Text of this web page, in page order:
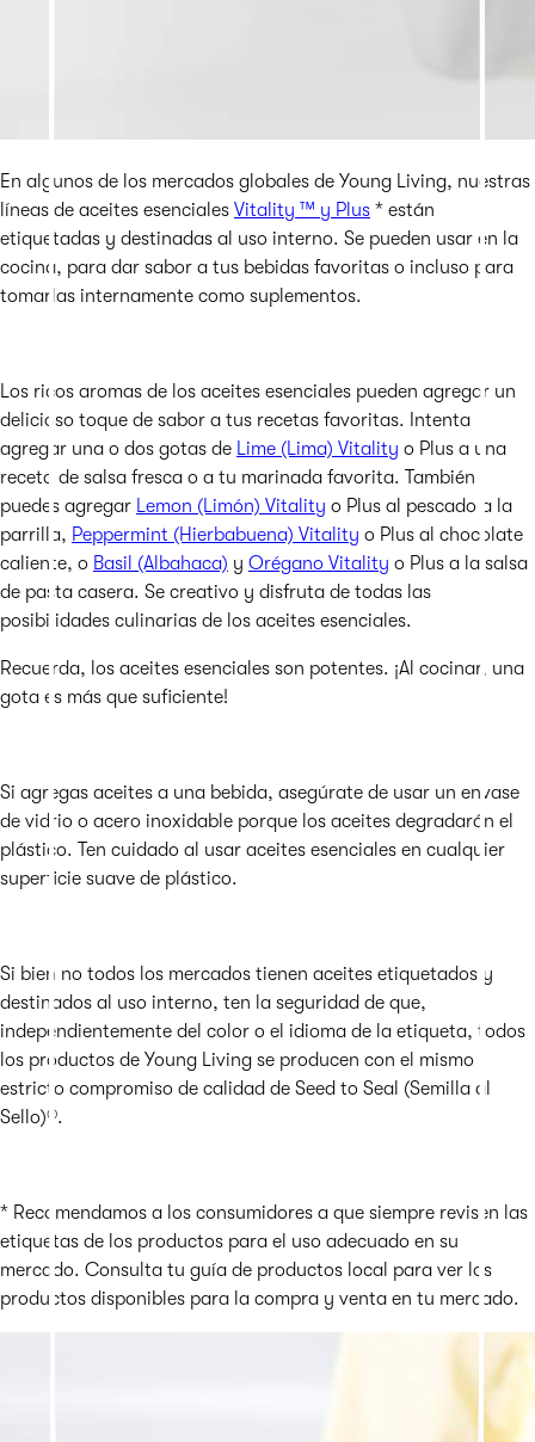
En algunos de los mercados globales de Young Living, nuestras
líneas de aceites esenciales Vitality ™ y Plus * están
etiquetadas y destinadas al uso interno. Se pueden usar en la
cocina, para dar sabor a tus bebidas favoritas o incluso para
tomarlas internamente como suplementos.
Los ricos aromas de los aceites esenciales pueden agregar un
delicioso toque de sabor a tus recetas favoritas. Intenta
agregar una o dos gotas de
Lime (Lima) Vitality o Plus a una
receta de salsa fresca o a tu marinada favorita. También
puedes agregar
Lemon (Limón) Vitality o Plus al pescado a la
parrilla, Peppermint (Hierbabuena) Vitality o Plus al chocolate
caliente, o Basil (Albahaca) y Orégano Vitality o Plus a la salsa
de pasta casera. Se creativo y disfruta de todas las
posibilidades culinarias de los aceites esenciales.
Recuerda, los aceites esenciales son potentes. ¡Al cocinar, una
gota es más que suficiente!
Si agregas aceites a una bebida, asegúrate de usar un envase
de vidrio o acero inoxidable porque los aceites degradarán el
plástico. Ten cuidado al usar aceites esenciales en cualquier
superficie suave de plástico.
Si bien no todos los mercados tienen aceites etiquetados y
destinados al uso interno, ten la seguridad de que,
independientemente del color o el idioma de la etiqueta, todos
los productos de Young Living se producen con el mismo
estricto compromiso de calidad de Seed to Seal (Semilla al
Sello)®.
* Recomendamos a los consumidores a que siempre revisen las
etiquetas de los productos para el uso adecuado en su
mercado. Consulta tu guía de productos local para ver los
productos disponibles para la compra y venta en tu mercado.